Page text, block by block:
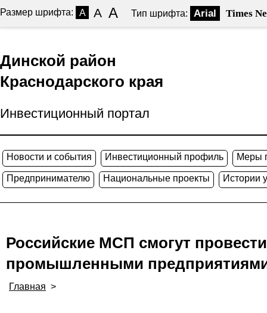
Размер шрифта: A A A Тип шрифта: Arial Times
Динской район
Краснодарского края
Инвестиционный портал
Новости и события Инвестиционный профиль Меры
Предпринимателю Национальные проекты Истории
Российские МСП смогут
промышленными
Главная >